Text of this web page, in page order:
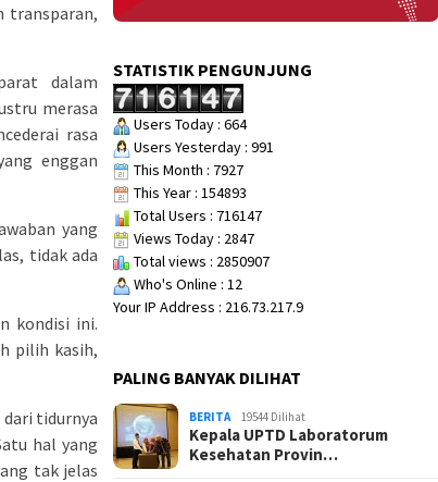
transparan,
dalam
merasa
rasa
enggan
yang
tidak ada
kondisi ini.
pilih kasih,
tidurnya
hal yang
tak jelas
STATISTIK PENGUNJUNG
Users Today : 664
Users Yesterday : 991
This Month : 7927
This Year : 154893
Total Users : 716147
Views Today : 2847
Total views : 2850907
Who's Online : 12
Your IP Address : 216.73.217.9
PALING BANYAK DILIHAT
BERITA 19544 Dilihat
Kepala UPTD Laboratorum
Kesehatan Provin…